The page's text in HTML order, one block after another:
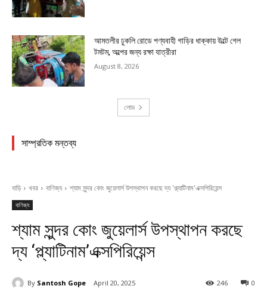
আমতলীর ঢুকলি রোডে পণ্যবাহী গাড়ির ধাক্কায় উল্টে গেল
টমটম, অল্পের জন্য রক্ষা যাত্রীরা
August 8, 2026
লোড
সাম্প্রতিক মন্তব্য